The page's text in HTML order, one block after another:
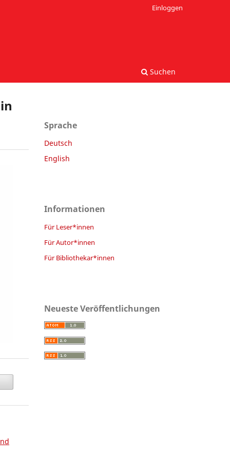
Suchen
Einloggen
Sprache
Deutsch
English
Informationen
Für Leser*innen
Für Autor*innen
Für Bibliothekar*innen
Neueste Veröffentlichungen